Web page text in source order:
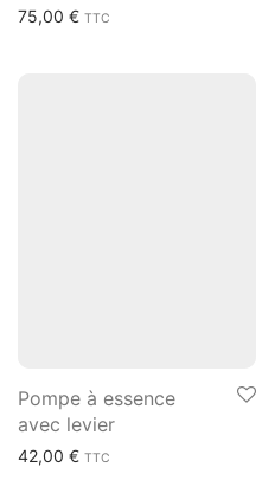
75,00 € TTC
Pompe à essence
avec levier
42,00 € TTC